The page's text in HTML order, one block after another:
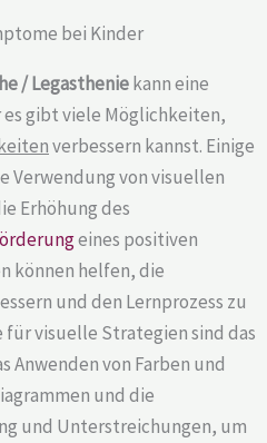
bei Kinder
/ Legastheniekann eine
gibt viele Möglichkeiten,
verbessern kannst. Einige
Verwendung von visuellen
Erhöhung des
eines positiven
können helfen, die
und den Lernprozess zu
visuelle Strategien sind das
Anwenden von Farben und
und die
und Unterstreichungen, um